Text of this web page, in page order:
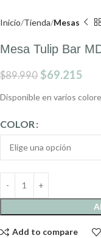
Inicio Tienda Mesas
Mesa Tulip Bar
$89.990 $69.215
Disponible en varios
COLOR
Add to compare